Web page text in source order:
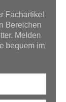
Fachartikel
Bereichen
Melden
bequem im